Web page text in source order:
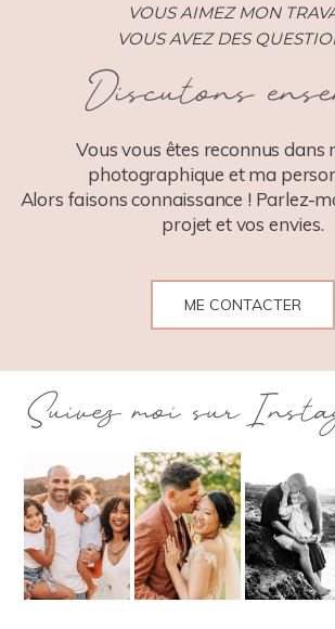
VOUS AIMEZ MON
VOUS AVEZ DES
Discutons
Vous vous êtes reconnus dans
photographique et ma
Alors faisons connaissance ! Parlez-
projet et vos envies.
ME CONTACTER
Suivez moi sur